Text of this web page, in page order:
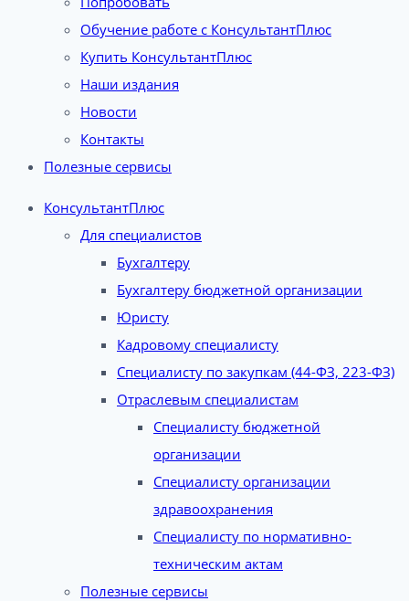
Обучение работе с КонсультантПлюс
Купить КонсультантПлюс
Наши издания
Новости
Контакты
Полезные сервисы
КонсультантПлюс
Для специалистов
Бухгалтеру
Бухгалтеру бюджетной организации
Юристу
Кадровому специалисту
Специалисту по закупкам (44-ФЗ, 223-ФЗ)
Отраслевым специалистам
Специалисту бюджетной
организации
Специалисту организации
здравоохранения
Специалисту по нормативно-
техническим актам
Полезные сервисы